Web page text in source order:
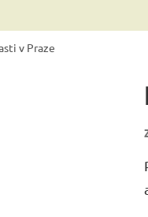
v Praze